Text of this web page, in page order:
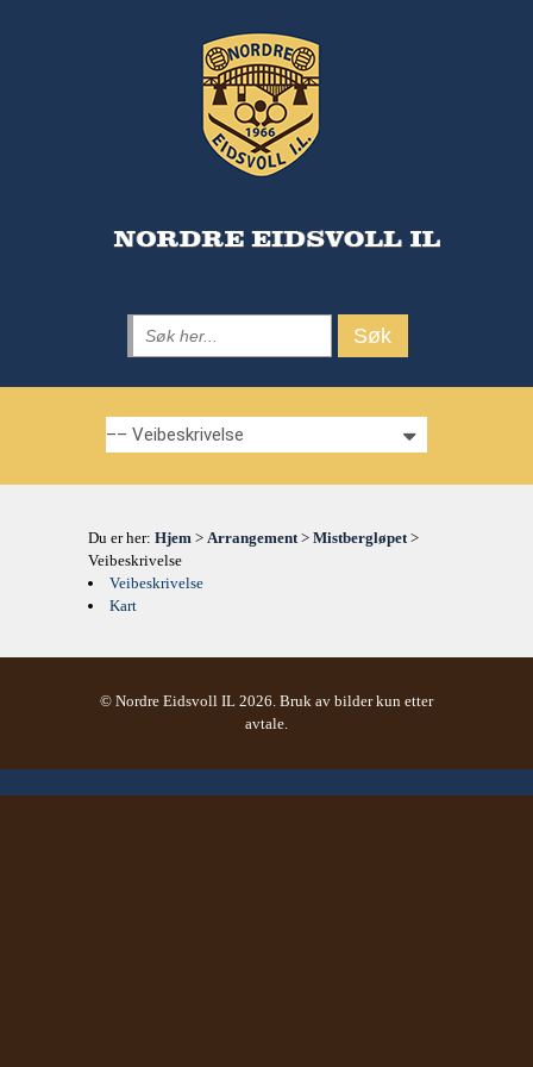
Du er her: Hjem > Arrangement > Mistbergløpet >
Veibeskrivelse
Veibeskrivelse
Kart
© Nordre Eidsvoll IL 2026. Bruk av bilder kun etter
avtale.